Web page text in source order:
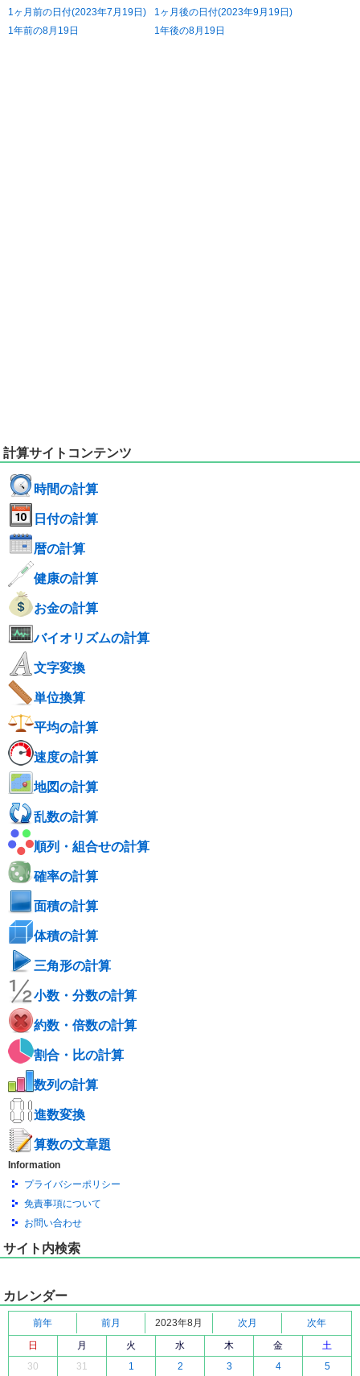
1ヶ月前の日付(2023年7月19日)
1ヶ月後の日付(2023年9月19日)
1年前の8月19日
1年後の8月19日
計算サイトコンテンツ
時間の計算
日付の計算
暦の計算
健康の計算
お金の計算
バイオリズムの計算
文字変換
単位換算
平均の計算
速度の計算
地図の計算
乱数の計算
順列・組合せの計算
確率の計算
面積の計算
体積の計算
三角形の計算
小数・分数の計算
約数・倍数の計算
割合・比の計算
数列の計算
進数変換
算数の文章題
Information
プライバシーポリシー
免責事項について
お問い合わせ
サイト内検索
カレンダー
前年 前月 2023年8月 次月
次年
日
月 火 水 木 金
土
30
31 1 2 3 4 5